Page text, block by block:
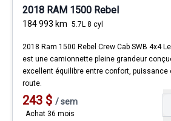
2018 RAM 1500 Rebel
184 993 km 5.7L 8 cyl
2018 Ram 1500 Rebel Crew Cab SWB 4x4
est une camionnette pleine grandeur
excellent équilibre entre confort, puissance
route.
243 $ /sem
Achat 36 mois